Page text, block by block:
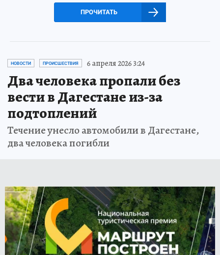
ПРОЧИТАТЬ
НОВОСТИ ПРОИСШЕСТВИЯ 6 апреля 2026 3:24
Два человека пропали без
вести в Дагестане из-за
подтоплений
Течение унесло автомобили в Дагестане,
два человека погибли